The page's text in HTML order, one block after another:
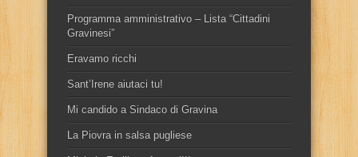
Programma amministrativo – Lista “Cittadini
Gravinesi”
Eravamo ricchi
Sant’Irene aiutaci tu!
Mi candido a Sindaco di Gravina
La Piovra in salsa pugliese